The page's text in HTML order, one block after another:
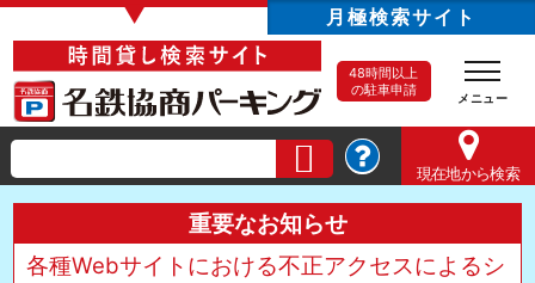
▼ 月極検索サイト
48時間以上
の駐車申請
現在地から検索
重要なお知らせ
各種Webサイトにおける不正アクセスによるシ